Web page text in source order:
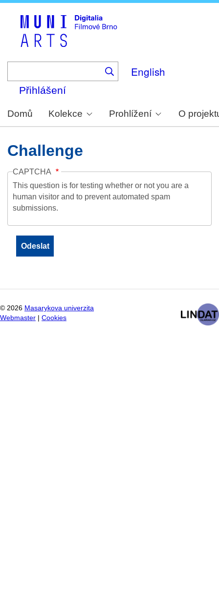
English
Přihlášení
Domů Kolekce Prohlížení O
Challenge
CAPTCHA
This question is for testing whether or not you are a
human visitor and to prevent automated spam
submissions.
© 2026 Masarykova univerzita
Webmaster
Cookies